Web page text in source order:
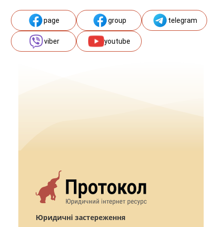
page group telegram
viber youtube
Юридичні застереження